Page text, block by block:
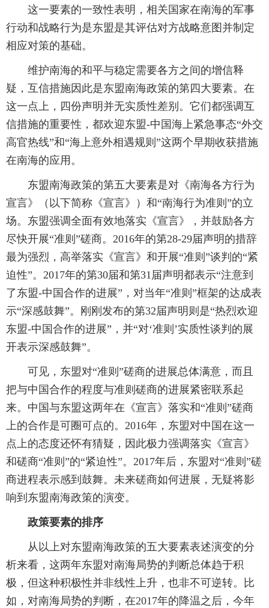
这一要素的一致性表明，相关国家在南海的军事
行动和战略行为是东盟是其评估对方战略意图并制定
相应对策的基础。
维护南海的和平与稳定需要各方之间的增信释
疑，互信措施因此是东盟南海政策的第四大要素。在
这一点上，四份声明并无实质性差别。它们都强调互
信措施的重要性，都欢迎东盟-中国海上紧急事态“外交
高官热线”和“海上意外相遇规则”这两个早期收获措施
在南海的应用。
东盟南海政策的第五大要素是对《南海各方行为
宣言》（以下简称《宣言》）和“南海行为准则”的立
场。东盟强调全面有效地落实《宣言》，并鼓励各方
尽快开展“准则”磋商。2016年的第28-29届声明的措辞
最为强烈，高举落实《宣言》和开展“准则”谈判的“紧
迫性”。2017年的第30届和第31届声明都表示“注意到
了东盟-中国合作的进展”，对当年“准则”框架的达成表
示“深感鼓舞”。刚刚发布的第32届声明则是“热烈欢迎
东盟-中国合作的进展”，并“对‘准则’实质性谈判的展
开表示深感鼓舞”。
可见，东盟对“准则”磋商的进展总体满意，而且
把与中国合作的程度与准则磋商的进展紧密联系起
来。中国与东盟这两年在《宣言》落实和“准则”磋商
上的合作是可圈可点的。2016年，东盟对中国在这一
点上的态度还怀有猜疑，因此极力强调落实《宣言》
和磋商“准则”的“紧迫性”。2017年后，东盟对“准则”磋
商进程表示感到鼓舞。未来磋商如何进展，无疑将影
响到东盟南海政策的演变。
政策要素的排序
从以上对东盟南海政策的五大要素表述演变的分
析来看，这两年东盟对南海局势的判断总体趋于积
极，但这种积极性并非线性上升，也非不可逆转。比
如，对南海局势的判断，在2017年的降温之后，今年